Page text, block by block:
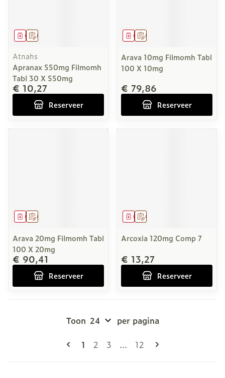
Op voorschrift
Geneesmiddel
Atnahs
Apranax 550mg Filmomh
Tabl 30 X 550mg
€ 10,27
Reserveer
Op voorschrift
Geneesmiddel
Arava 10mg Filmomh Tabl
100 X 10mg
€ 79,86
Reserveer
Op voorschrift
Geneesmiddel
Arava 20mg Filmomh Tabl
100 X 20mg
€ 90,41
Reserveer
Op voorschrift
Geneesmiddel
Arcoxia 120mg Comp 7
€ 13,27
Reserveer
Pagina's
U lees momenteel pagina
1 Pagina
2 Pagina
3 ... Pagina
12
Toon per pagina